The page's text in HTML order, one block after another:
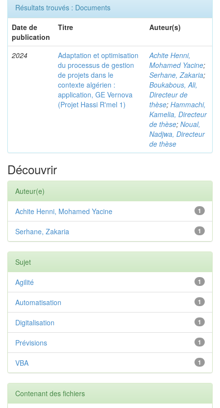
Résultats trouvés : Documents
Date de
publication
Titre Auteur(s)
2024
Adaptation et optimisation
du processus de gestion
de projets dans le
contexte algérien :
application, GE Vernova
(Projet Hassi R'mel 1)
Achite Henni,
Mohamed Yacine;
Serhane, Zakaria;
Boukabous, Ali,
Directeur de
thèse; Hammachi,
Kamelia, Directeur
de thèse; Noual,
Nadjwa, Directeur
de thèse
Découvrir
Auteur(e)
1
Achite Henni, Mohamed Yacine
1
Serhane, Zakaria
Sujet
1
Agilité
1
Automatisation
1
Digitalisation
1
Prévisions
1
VBA
Contenant des fichiers